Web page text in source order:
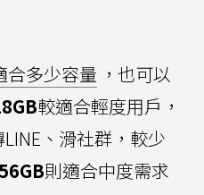
合多少容量 ，也可以
較適合輕度用戶，
、滑社群，較少
則適合中度需求